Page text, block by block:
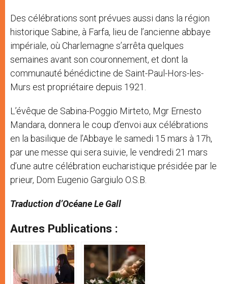
Des célébrations sont prévues aussi dans la région
historique Sabine, à Farfa, lieu de l’ancienne abbaye
impériale, où Charlemagne s’arrêta quelques
semaines avant son couronnement, et dont la
communauté bénédictine de Saint-Paul-Hors-les-
Murs est propriétaire depuis 1921.
L’évêque de Sabina-Poggio Mirteto, Mgr Ernesto
Mandara, donnera le coup d’envoi aux célébrations
en la basilique de l’Abbaye le samedi 15 mars à 17h,
par une messe qui sera suivie, le vendredi 21 mars
d’une autre célébration eucharistique présidée par le
prieur, Dom Eugenio Gargiulo O.S.B.
Traduction d’Océane Le Gall
Autres Publications :